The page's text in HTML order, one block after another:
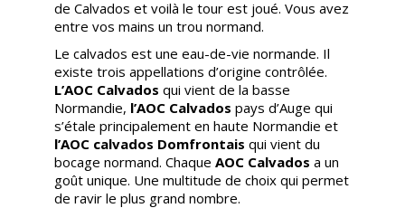
de Calvados et voilà le tour est joué. Vous avez
entre vos mains un trou normand.
Le calvados est une eau-de-vie normande. Il
existe trois appellations d’origine contrôlée.
L’AOC Calvados qui vient de la basse
Normandie, l’AOC Calvados pays d’Auge qui
s’étale principalement en haute Normandie et
l’AOC calvados Domfrontais qui vient du
bocage normand. Chaque AOC Calvados a un
goût unique. Une multitude de choix qui permet
de ravir le plus grand nombre.